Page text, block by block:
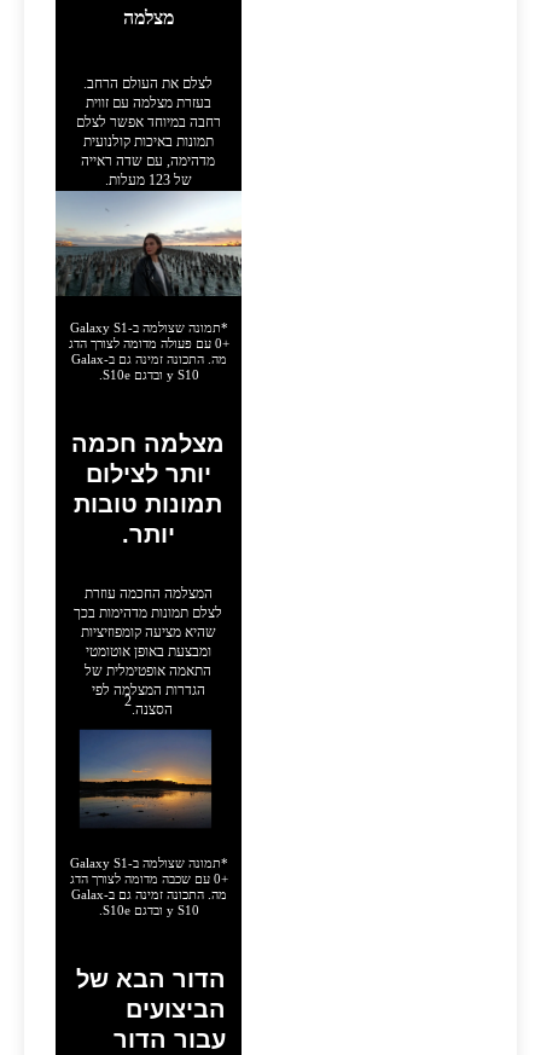
מצלמה
לצלם את העולם הרחב.
בעזרת מצלמה עם זווית
רחבה במיוחד אפשר לצלם
תמונות באיכות קולנועית
מדהימה, עם שדה ראייה
של 123 מעלות.
*תמונה שצולמה ב-Galaxy S1
0+‎‎ עם פעולה מדומה לצורך הדג
מה. התכונה זמינה גם ב-Galax
y S10 ובדגם S10‎e.
מצלמה חכמה
יותר לצילום
תמונות טובות
יותר.
המצלמה החכמה עוזרת
לצלם תמונות מדהימות בכך
שהיא מציעה קומפוזיציות
ומבצעת באופן אוטומטי
התאמה אופטימלית של
הגדרות המצלמה לפי
הסצנה.
*תמונה שצולמה ב-Galaxy S1
0+‎‎ עם שכבה מדומה לצורך הדג
מה. התכונה זמינה גם ב-Galax
y S10 ובדגם S10‎e.
הדור הבא של
הביצועים
עבור הדור